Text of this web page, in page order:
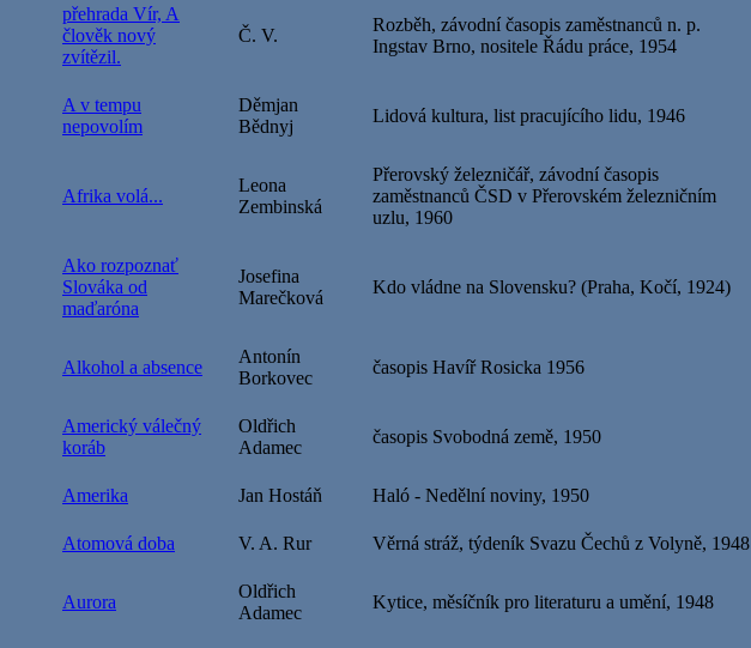
přehrada Vír, A
člověk nový
zvítězil.
Č. V.
Rozběh, závodní časopis zaměstnanců n. p.
Ingstav Brno, nositele Řádu práce, 1954
A v tempu
nepovolím
Děmjan
Bědnyj
Lidová kultura, list pracujícího lidu, 1946
Afrika volá...
Leona
Zembinská
Přerovský železničář, závodní časopis
zaměstnanců ČSD v Přerovském železničním
uzlu, 1960
Ako rozpoznať
Slováka od
maďaróna
Josefina
Marečková
Kdo vládne na Slovensku? (Praha, Kočí, 1924)
Alkohol a absence
Antonín
Borkovec
časopis Havíř Rosicka 1956
Americký válečný
koráb
Oldřich
Adamec
časopis Svobodná země, 1950
Amerika Jan Hostáň Haló - Nedělní noviny, 1950
Atomová doba V. A. Rur Věrná stráž, týdeník Svazu Čechů z Volyně, 1948
Aurora
Oldřich
Adamec
Kytice, měsíčník pro literaturu a umění, 1948